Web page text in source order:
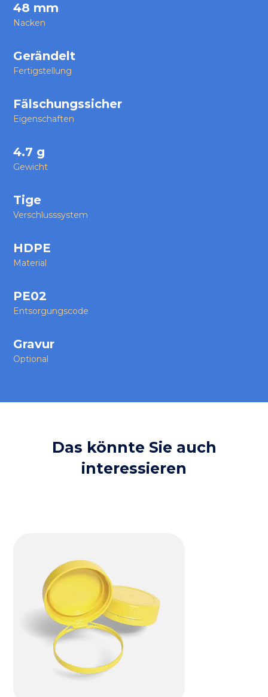
48 mm
Nacken
Gerändelt
Fertigstellung
Fälschungssicher
Eigenschaften
4.7 g
Gewicht
Tige
Verschlusssystem
HDPE
Material
PE02
Entsorgungscode
Gravur
Optional
Das könnte Sie auch
interessieren